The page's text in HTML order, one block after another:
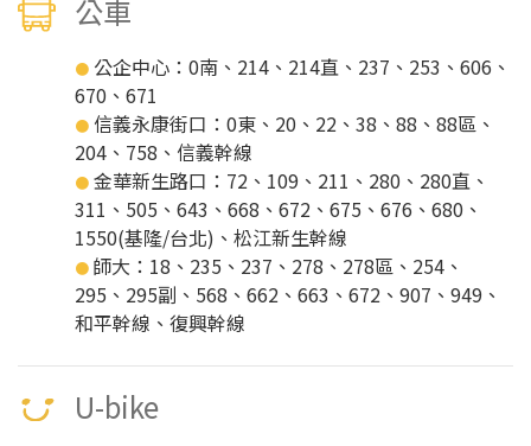
公車
● 公企中心：0南、214、214直、237、253、606、
670、671
● 信義永康街口：0東、20、22、38、88、88區、
204、758、信義幹線
● 金華新生路口：72、109、211、280、280直、
311、505、643、668、672、675、676、680、
1550(基隆/台北)、松江新生幹線
● 師大：18、235、237、278、278區、254、
295、295副、568、662、663、672、907、949、
和平幹線、復興幹線
U-bike